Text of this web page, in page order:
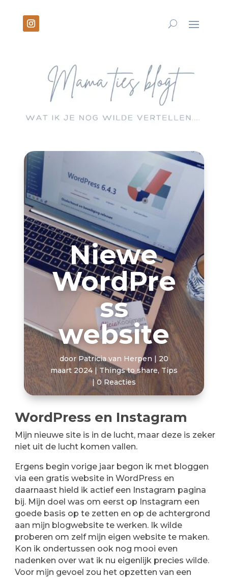
Niewe
WordPre
ss
website
doorPatricia van Herpen | 20
maart 2024|Things to share, Tips
|0 Reacties
WordPress en Instagram
Mijn nieuwe site is in de lucht, maar deze is zeker
niet uit de lucht komen vallen.
Ergens begin vorige jaar begon ik met bloggen
via een gratis website in WordPress en
daarnaast hield ik actief een Instagram pagina
bij. Mijn doel was om eerst op Instagram een
goede basis op te zetten en op de achtergrond
aan mijn blogwebsite te werken. Ik wilde
proberen om zelf mijn eigen website te maken.
Kon ik ondertussen ook nog mooi even
nadenken over wat ik nu eigenlijk precies wilde.
Voor mijn gevoel zou het opzetten van een